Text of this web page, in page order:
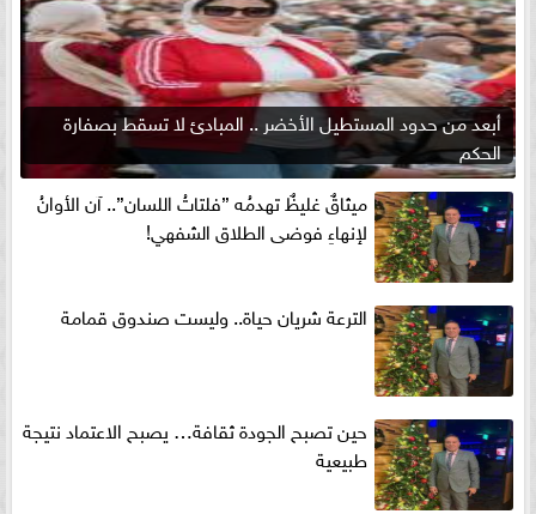
أبعد من حدود المستطيل الأخضر .. المبادئ لا تسقط بصفارة
الحكم
ميثاقٌ غليظٌ تهدمُه ”فلتاتُ اللسان”.. آن الأوانُ
لإنهاءِ فوضى الطلاق الشفهي!
الترعة شريان حياة.. وليست صندوق قمامة
حين تصبح الجودة ثقافة… يصبح الاعتماد نتيجة
طبيعية